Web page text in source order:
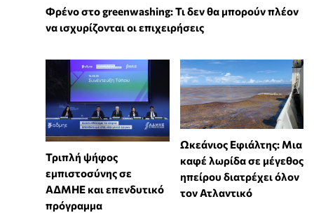
Φρένο στο greenwashing: Τι δεν θα μπορούν πλέον
να ισχυρίζονται οι επιχειρήσεις
Τριπλή ψήφος
εμπιστοσύνης σε
ΑΔΜΗΕ και επενδυτικό
πρόγραμμα
Ωκεάνιος Εφιάλτης: Μια
καφέ λωρίδα σε μέγεθος
ηπείρου διατρέχει όλον
τον Ατλαντικό